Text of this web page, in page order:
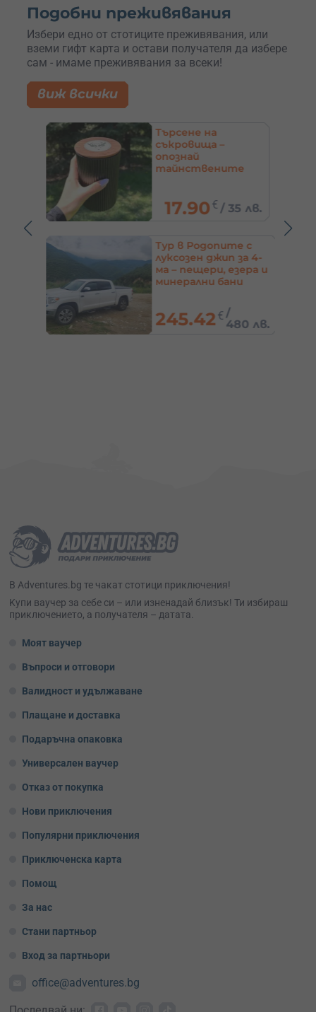
Подобни преживявания
Избери едно от стотиците преживявания, или
вземи гифт карта и остави получателя да избере
сам - имаме преживявания за всеки!
виж всички
Търсене на
съкровища –
опознай
тайнствените
17.90 € /35 лв.
Тур в Родопите с
луксозен джип за 4-
ма – пещери, езера и
минерални бани
245.42 € /
480 лв.
В Adventures.bg те чакат стотици приключения!
Kупи ваучер за себе си – или изненадай близък! Ти избираш
приключението, а получателя – датата.
Моят ваучер
Въпроси и отговори
Валидност и удължаване
Плащане и доставка
Подаръчна опаковка
Универсален ваучер
Отказ от покупка
Нови приключения
Популярни приключения
Приключенска карта
Помощ
За нас
Стани партньор
Вход за партньори
office@adventures.bg